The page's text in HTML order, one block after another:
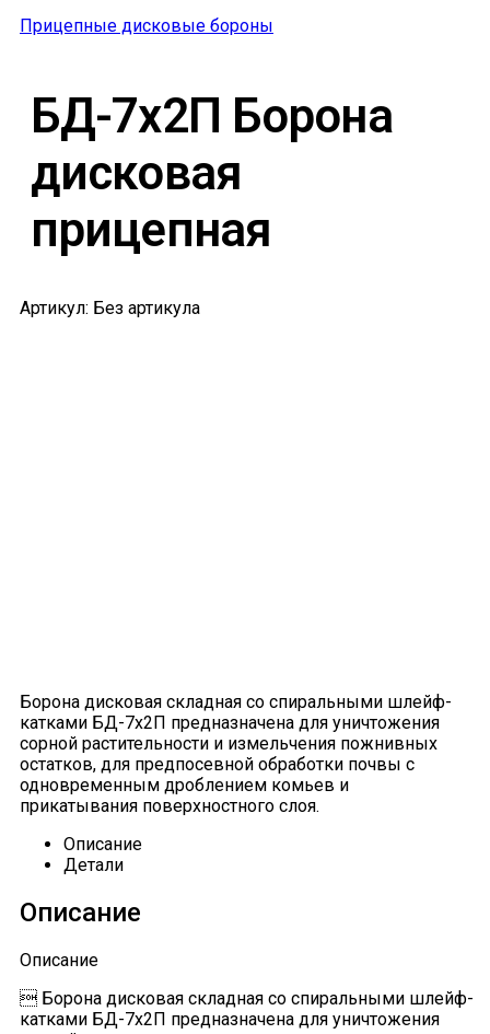
Прицепные дисковые бороны
БД-7х2П Борона
дисковая
прицепная
Артикул: Без артикула
Борона дисковая складная со спиральными шлейф-
катками БД-7х2П предназначена для уничтожения
сорной растительности и измельчения пожнивных
остатков, для предпосевной обработки почвы с
одновременным дроблением комьев и
прикатывания поверхностного слоя.
Описание
Детали
Описание
Описание
 Борона дисковая складная со спиральными шлейф-
катками БД-7х2П предназначена для уничтожения